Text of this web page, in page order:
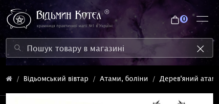
0
Відьомський вівтар Атами, боліни Дерев'яний атам